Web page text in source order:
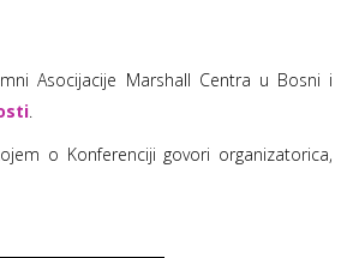
Asocijacije Marshall Centra u Bosni i
.
o Konferenciji govori organizatorica,